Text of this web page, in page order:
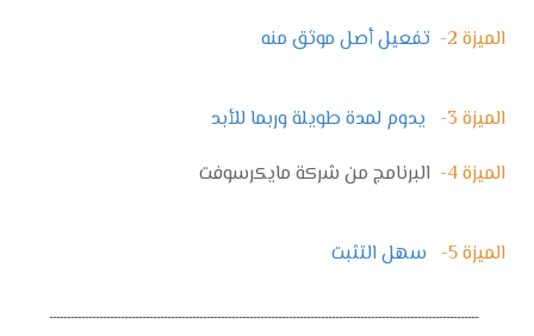
الميزة 2- تفعيل أصل موثق منه
الميزة 3-
يدوم لمدة طويلة وربما للأبد
الميزة 4-
البرنامج من شركة مايكرسوفت
الميزة 5- سهل التثبت
ــــــــــــــــــــــــــــــــــــــــــــــــــــــــــــــــــــــــــــــــــــــــــــــــــــــــــــــــــــــــ